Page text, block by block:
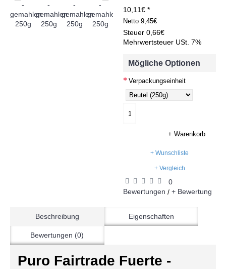
10,11€ *
Netto 9,45€
Steuer 0,66€
Mehrwertsteuer USt. 7%
Mögliche Optionen
Verpackungseinheit
+ Warenkorb
+ Wunschliste
+ Vergleich
0
Bewertungen / + Bewertung
Beschreibung Eigenschaften
Bewertungen (0)
Puro Fairtrade Fuerte -